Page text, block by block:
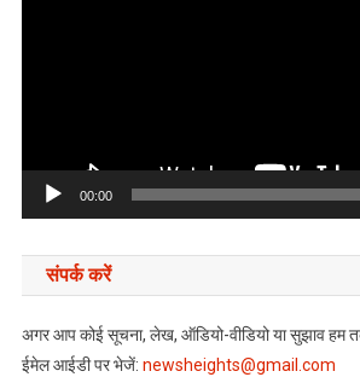
00:00
संपर्क करें
अगर आप कोई सूचना, लेख, ऑडियो-वीडियो या सुझाव हम
ईमेल आईडी पर भेजें: newsheights@gmail.com